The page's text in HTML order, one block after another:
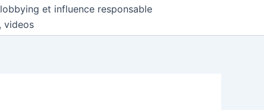
et influence responsable
videos